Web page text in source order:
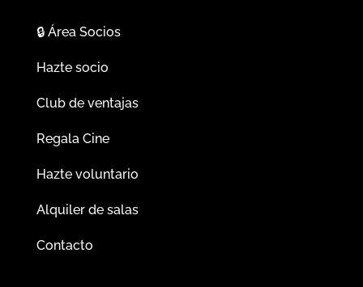
🔒Área Socios
Hazte socio
Club de ventajas
Regala Cine
Hazte voluntario
Alquiler de salas
Contacto